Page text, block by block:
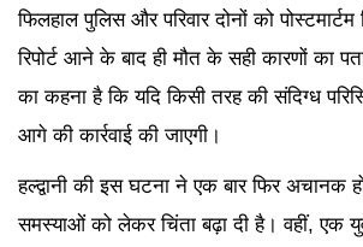
फिलहाल पुलिस और परिवार दोनों को पोस्टमार्टम
रिपोर्ट आने के बाद ही मौत के सही कारणों का
का कहना है कि यदि किसी तरह की संदिग्ध
आगे की कार्रवाई की जाएगी।
हल्द्वानी की इस घटना ने एक बार फिर अचानक
समस्याओं को लेकर चिंता बढ़ा दी है। वहीं, एक